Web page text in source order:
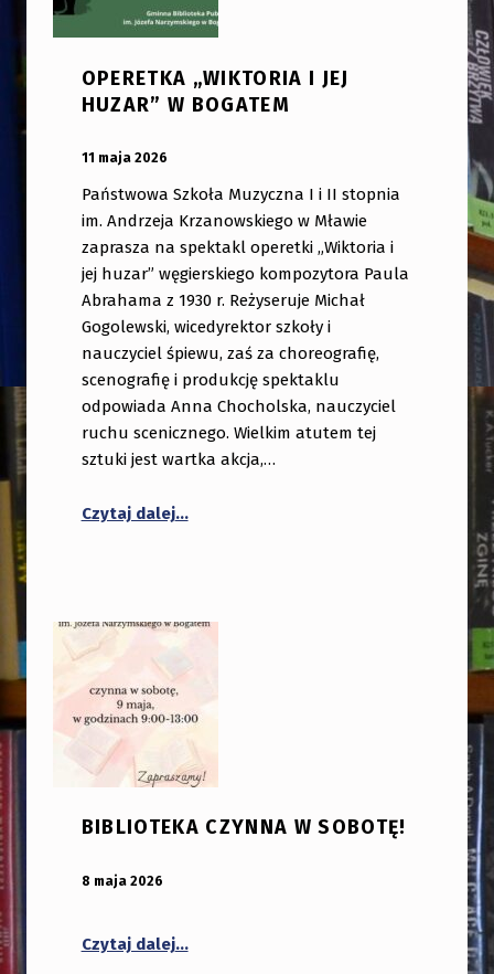
OPERETKA „WIKTORIA I JEJ
HUZAR” W BOGATEM
11 maja 2026
Państwowa Szkoła Muzyczna I i II stopnia
im. Andrzeja Krzanowskiego w Mławie
zaprasza na spektakl operetki „Wiktoria i
jej huzar” węgierskiego kompozytora Paula
Abrahama z 1930 r. Reżyseruje Michał
Gogolewski, wicedyrektor szkoły i
nauczyciel śpiewu, zaś za choreografię,
scenografię i produkcję spektaklu
odpowiada Anna Chocholska, nauczyciel
ruchu scenicznego. Wielkim atutem tej
sztuki jest wartka akcja,…
Czytaj dalej
“Operetka „Wiktoria i jej Huzar” w
…
BIBLIOTEKA CZYNNA W SOBOTĘ!
8 maja 2026
Czytaj dalej…